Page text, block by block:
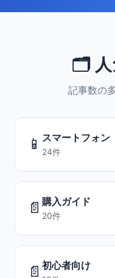
🗂️ 人
記事数の
📱 スマートフォン
24件
📄 購入ガイド
20件
📄 初心者向け